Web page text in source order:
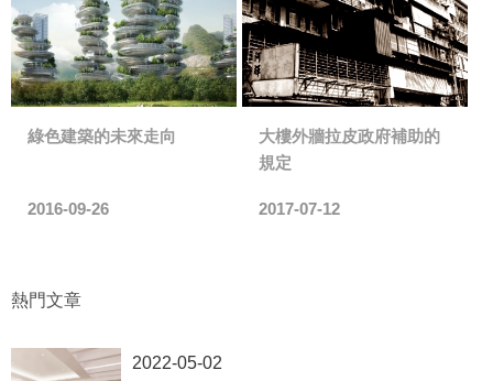
綠色建築的未來走向
2016-09-26
大樓外牆拉皮政府補助的
規定
2017-07-12
熱門文章
2022-05-02